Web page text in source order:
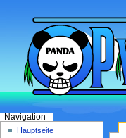
Navigation
Hauptseite